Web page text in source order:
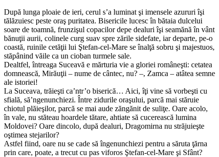
După lunga ploaie de ieri, cerul s’a luminat şi imensele azururi îşi
tălăzuiesc peste oraş puritatea. Bisericile lucesc în bătaia dulcelui
soare de toamnă, frunzişul copacilor depe dealuri îşi seamănă în vânt
bănuţii aurii, colinele curg suav spre zările sidefate, iar departe, pe-o
coastă, ruinile cetăţii lui Ştefan-cel-Mare se înalţă sobru şi majestuos,
stăpânind văile ca un cioban turmele sale.
Dealtfel, întreaga Suceavă e mărturia vie a gloriei româneşti: cetatea
domnească, Mirăuţii – nume de cântec, nu? –, Zamca – atâtea semne
ale istoriei!
La Suceava, trăieşti ca’ntr’o biserică… Aici, îţi vine să vorbeşti cu
sfială, să’ngenunchiezi. Între zidurile oraşului, parcă mai stăruie
chiotul plăieşilor, parcă se mai aude zăngănit de suliţe. Oare acolo,
în vale, nu stăteau hoardele tătare, ahtiate să cucerească lumina
Moldovei? Oare dincolo, după dealuri, Dragomirna nu străjuieşte
oştimea stejarilor?
Astfel fiind, oare nu se cade să îngenunchiezi pentru a săruta ţărna
prin care, poate, a trecut cu pas viforos Ştefan-cel-Mare şi Sfânt?